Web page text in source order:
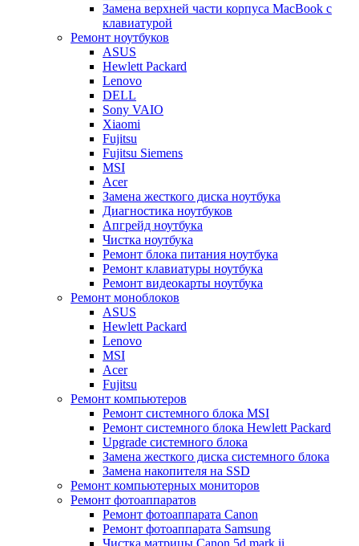
Замена верхней части корпуса MacBook с
клавиатурой
Ремонт ноутбуков
ASUS
Hewlett Packard
Lenovo
DELL
Sony VAIO
Xiaomi
Fujitsu
Fujitsu Siemens
MSI
Acer
Замена жесткого диска ноутбука
Диагностика ноутбуков
Апгрейд ноутбука
Чистка ноутбука
Ремонт блока питания ноутбука
Ремонт клавиатуры ноутбука
Ремонт видеокарты ноутбука
Ремонт моноблоков
ASUS
Hewlett Packard
Lenovo
MSI
Acer
Fujitsu
Ремонт компьютеров
Ремонт системного блока MSI
Ремонт системного блока Hewlett Packard
Upgrade системного блока
Замена жесткого диска системного блока
Замена накопителя на SSD
Ремонт компьютерных мониторов
Ремонт фотоаппаратов
Ремонт фотоаппарата Canon
Ремонт фотоаппарата Samsung
Чистка матрицы Canon 5d mark ii